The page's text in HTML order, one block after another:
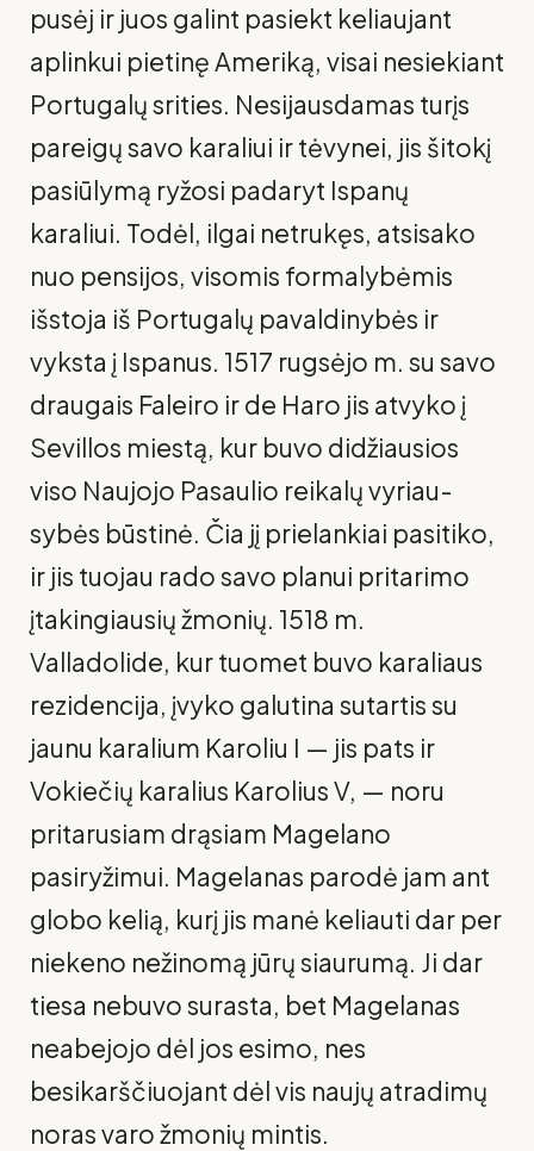
pusėj ir juos galint pasiekt keliaujant
aplinkui pietinę Ameriką, visai nesiekiant
Portugalų srities. Nesijausdamas turįs
pareigų savo karaliui ir tėvynei, jis šitokį
pasiūlymą ryžosi padaryt Ispanų
karaliui. Todėl, ilgai netrukęs, atsisako
nuo pensijos, visomis formalybėmis
išstoja iš Portugalų pavaldinybės ir
vyksta į Ispanus. 1517 rugsėjo m. su savo
draugais Faleiro ir de Haro jis atvyko į
Sevillos miestą, kur buvo didžiausios
viso Naujojo Pasaulio reikalų vyriau­
sybės būstinė. Čia jį prielankiai pasitiko,
ir jis tuojau rado savo planui pritarimo
įtakingiausių žmonių. 1518 m.
Valladolide, kur tuomet buvo ka­raliaus
rezidencija, įvyko galutina sutartis su
jaunu karalium Karoliu I — jis pats ir
Vokiečių karalius Karolius V, — noru
pritarusiam drąsiam Magelano
pasiryžimui. Magelanas parodė jam ant
globo kelią, kurį jis manė keliauti dar per
niekeno nežinomą jūrų siaurumą. Ji dar
tiesa nebuvo su­rasta, bet Magelanas
neabejojo dėl jos esimo, nes
besikarščiuojant dėl vis naujų atradimų
noras varo žmonių mintis.